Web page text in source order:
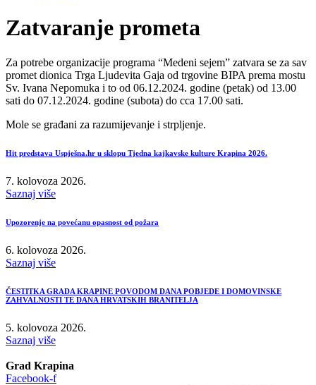
Zatvaranje prometa
Za potrebe organizacije programa “Medeni sejem” zatvara se za sav
promet dionica Trga Ljudevita Gaja od trgovine BIPA prema mostu
Sv. Ivana Nepomuka i to od 06.12.2024. godine (petak) od 13.00
sati do 07.12.2024. godine (subota) do cca 17.00 sati.
Mole se građani za razumijevanje i strpljenje.
Hit predstava Uspješna.hr u sklopu Tjedna kajkavske kulture Krapina 2026.
7. kolovoza 2026.
Saznaj više
Upozorenje na povećanu opasnost od požara
6. kolovoza 2026.
Saznaj više
ČESTITKA GRADA KRAPINE POVODOM DANA POBJEDE I DOMOVINSKE
ZAHVALNOSTI TE DANA HRVATSKIH BRANITELJA
5. kolovoza 2026.
Saznaj više
Grad Krapina
Facebook-f